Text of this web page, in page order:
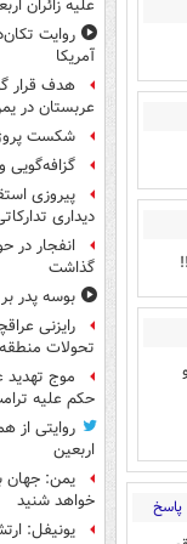
پاسخ
علیه زائران
روایت
آمریکا
هدف قرار
عربستان در
شکست
گزافه‌گویی
پیروزی
دیداری
انفجار در
گذاشت
بوسه‌ پدر
رایزنی
تحولات منطقه
موج تهدید
حکم علیه
روایتی از
اربعین
یمن: جهان
خواهد شنید